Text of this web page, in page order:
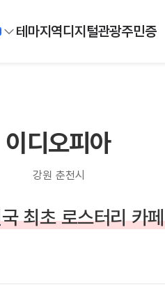
테마지역디지털관광주민증
이디오피아
강원 춘천시
최초 로스터리 카페